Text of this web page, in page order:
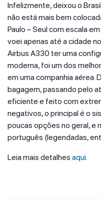
Infelizmente, deixou o
não está mais bem
Paulo – Seul com escala
voei apenas até a cidade
Airbus A330 ter uma
moderna, foi um dos
em uma companhia aérea.
bagagem, passando pelo
eficiente e feito com
negativos, o principal é o
poucas opções no geral, e
português (legendadas,
Leia mais detalhes aqui.